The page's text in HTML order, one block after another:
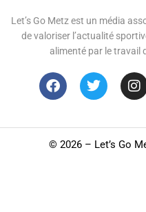
Let’s Go Metz est un média
de valoriser l’actualité
alimenté par le travail
© 2026 – Let’s Go